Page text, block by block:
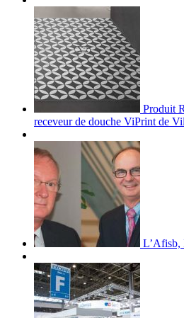
Produit
receveur de douche ViPrint de
L’Afisb,